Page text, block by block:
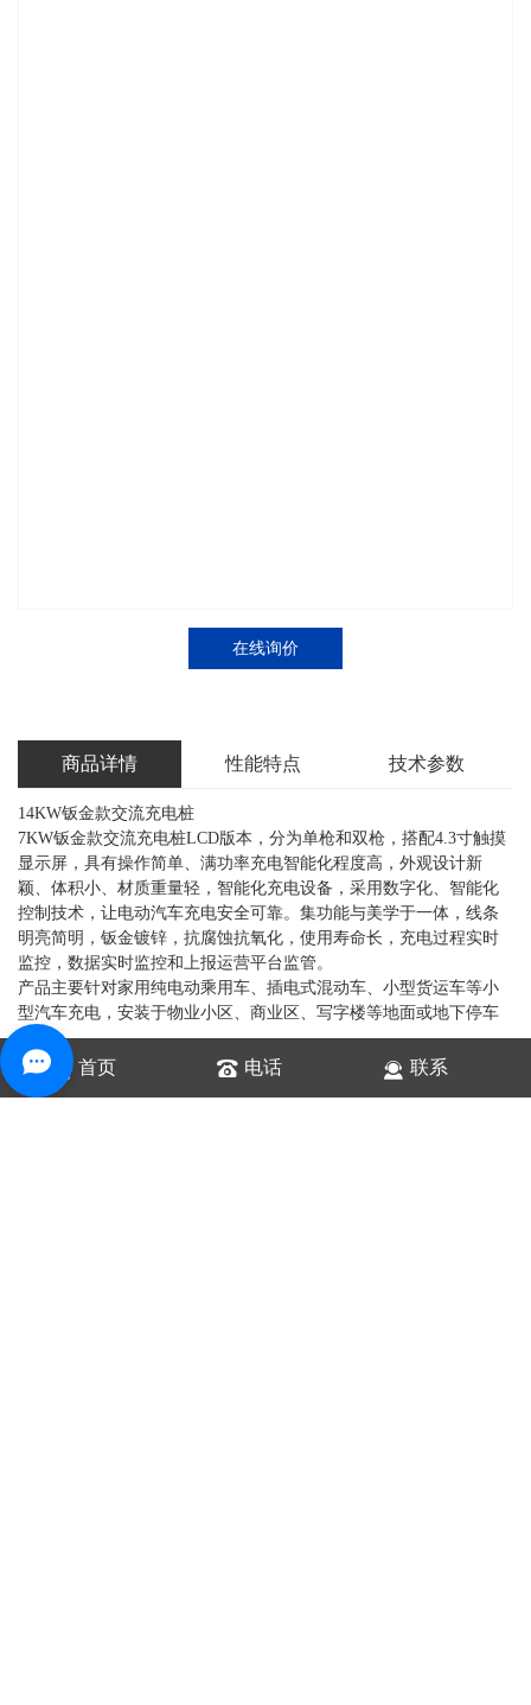
在线询价
商品详情 性能特点 技术参数
14KW钣金款交流充电桩
7KW钣金款交流充电桩LCD版本，分为单枪和双枪，搭配4.3寸触摸
显示屏，具有操作简单、满功率充电智能化程度高，外观设计新
颖、体积小、材质重量轻，智能化充电设备，采用数字化、智能化
控制技术，让电动汽车充电安全可靠。集功能与美学于一体，线条
明亮简明，钣金镀锌，抗腐蚀抗氧化，使用寿命长，充电过程实时
监控，数据实时监控和上报运营平台监管。
产品主要针对家用纯电动乘用车、插电式混动车、小型货运车等小
型汽车充电，安装于物业小区、商业区、写字楼等地面或地下停车
首页 电话 联系